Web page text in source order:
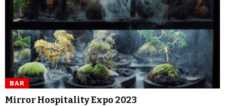
BAR
Mirror Hospitality Expo 2023